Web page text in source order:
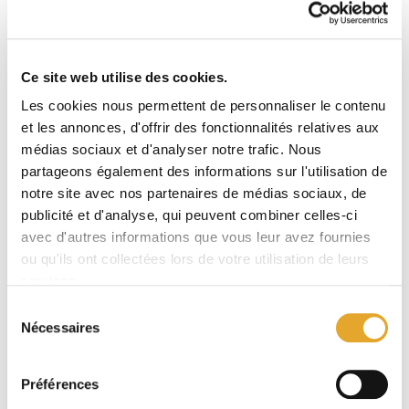
Ce site web utilise des cookies.
Les cookies nous permettent de personnaliser le contenu
et les annonces, d'offrir des fonctionnalités relatives aux
médias sociaux et d'analyser notre trafic. Nous
partageons également des informations sur l'utilisation de
notre site avec nos partenaires de médias sociaux, de
publicité et d'analyse, qui peuvent combiner celles-ci
avec d'autres informations que vous leur avez fournies
ou qu'ils ont collectées lors de votre utilisation de leurs
Nécessaires
Préférences
La fourniture de services spécifiques, administratifs, juridiques,
comptables, financiers et immobiliers.
La Cour de cassation a rappelé dans plusieurs arrêts
holding animatrice – ayant pour activité principale l’animation de ses
filiales dans lesquelles elle détient une participation majoritaire – ne
perd pas sa fonction de holding animatrice en détenant une
participation minoritaire dans une société dont elle n’assure pas
l’animation.
Elle a également précisé qu’en présence d’une holding mixte, c’est-à-
dire, une holding exerçant à la fois une activité d’holding animatrice et
des activités civiles, le caractère prépondérant de la holding animatrice
holding représente plus de la moitié de son actif total.
Nouveau critère : critère de